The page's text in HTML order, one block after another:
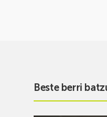
Beste berri